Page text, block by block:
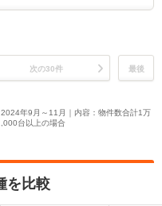
次の30件 最後
年9月～11月｜内容：物件数合計1万
台以上の場合
を比較